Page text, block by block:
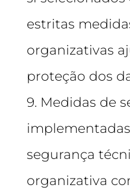
estritas
organizativas
proteção dos
9. Medidas de
segurança
organizativa